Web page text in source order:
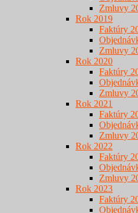
Zmluvy
Rok 2019
Faktúry
Zmluvy
Rok 2020
Faktúry
Zmluvy
Rok 2021
Faktúry
Zmluvy
Rok 2022
Faktúry
Zmluvy
Rok 2023
Faktúry